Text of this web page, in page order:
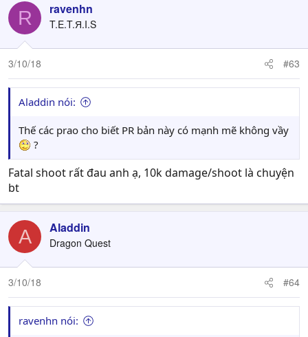
R ravenhn
T.E.T.Я.I.S
3/10/18 #63
Aladdin nói:
Thế các prao cho biết PR bản này có mạnh mẽ không vầy
?
Fatal shoot rất đau anh ạ, 10k damage/shoot là chuyện
bt
A Aladdin
Dragon Quest
3/10/18 #64
ravenhn nói: